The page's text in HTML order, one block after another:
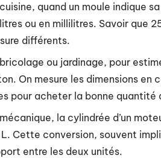
quand un moule indique
ou en millilitres. Savoir que
différents.
ou jardinage, pour
On mesure les dimensions
pour acheter la bonne quantité
la cylindrée d’un
L. Cette conversion, souvent
entre les deux unités.